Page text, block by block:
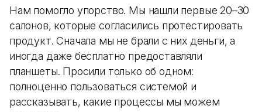
Нам помогло упорство. Мы нашли первые 20–30
салонов, которые согласились протестировать
продукт. Сначала мы не брали с них деньги, а
иногда даже бесплатно предоставляли
планшеты. Просили только об одном:
полноценно пользоваться системой и
рассказывать, какие процессы мы можем